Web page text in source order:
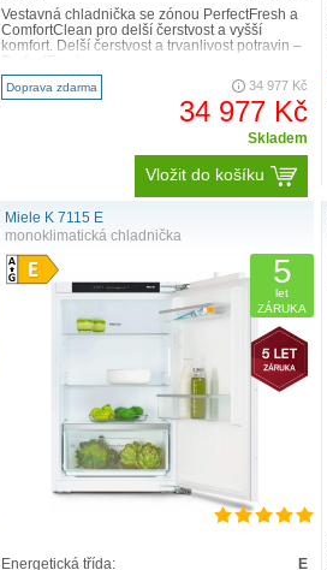
Vestavná chladnička se zónou PerfectFresh a
ComfortClean pro delší čerstvost a vyšší
komfort. Delší čerstvost a trvanlivost potravin –
Doprava zdarma 34 977 Kč
34 977 Kč
Skladem
Vložit do košíku
Miele K 7115 E
monoklimatická chladnička
5
let
ZÁRUKA
Energetická třída: E